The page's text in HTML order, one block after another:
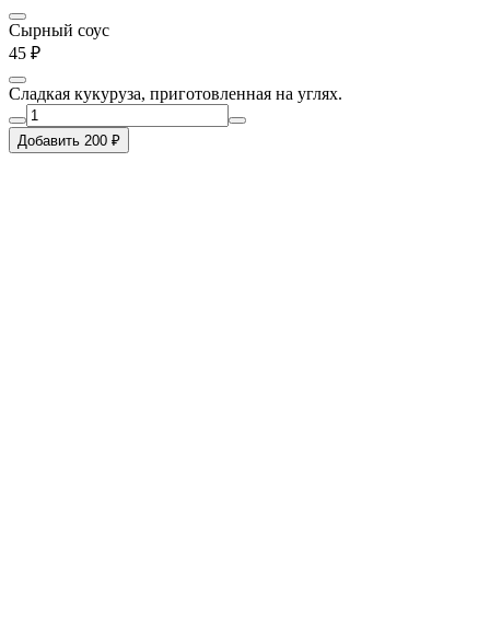
Сырный соус
45 ₽
Сладкая кукуруза, приготовленная на углях.
Добавить 200 ₽